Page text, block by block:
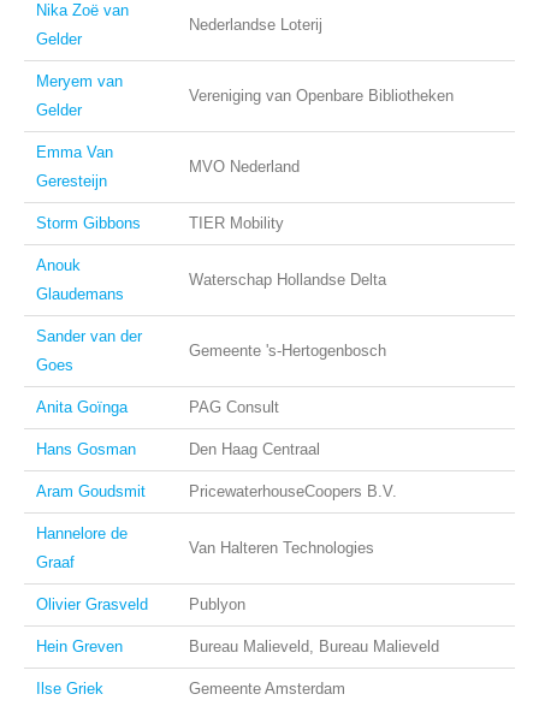
Nika Zoë van
Gelder
Nederlandse Loterij
Meryem van
Gelder
Vereniging van Openbare Bibliotheken
Emma Van
Geresteijn
MVO Nederland
Storm Gibbons TIER Mobility
Anouk
Glaudemans
Waterschap Hollandse Delta
Sander van der
Goes
Gemeente 's-Hertogenbosch
Anita Goïnga PAG Consult
Hans Gosman Den Haag Centraal
Aram Goudsmit PricewaterhouseCoopers B.V.
Hannelore de
Graaf
Van Halteren Technologies
Olivier Grasveld Publyon
Hein Greven Bureau Malieveld, Bureau Malieveld
Ilse Griek Gemeente Amsterdam